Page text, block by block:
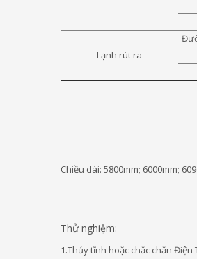
Lạnh rút ra
Chiều dài: 5800mm; 6000mm;
Thử nghiệm:
1.Thủy tĩnh hoặc chắc chắn